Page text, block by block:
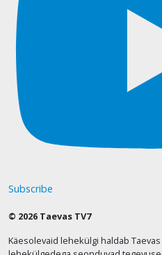
Subscribe
© 2026 Taevas TV7
Käesolevaid lehekülgi haldab